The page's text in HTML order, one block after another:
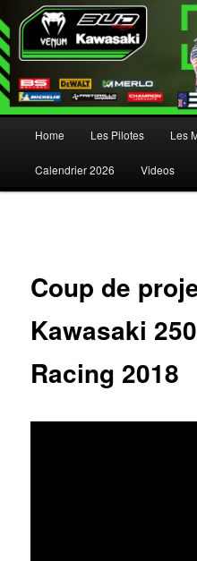
Aller au contenu principal
Aller au contenu secondaire
Home Les Pilotes Les
Calendrier 2026 Videos
Coup de
Kawasaki
Racing 2018